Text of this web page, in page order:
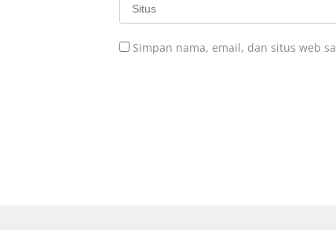
Simpan nama, email, dan situs web